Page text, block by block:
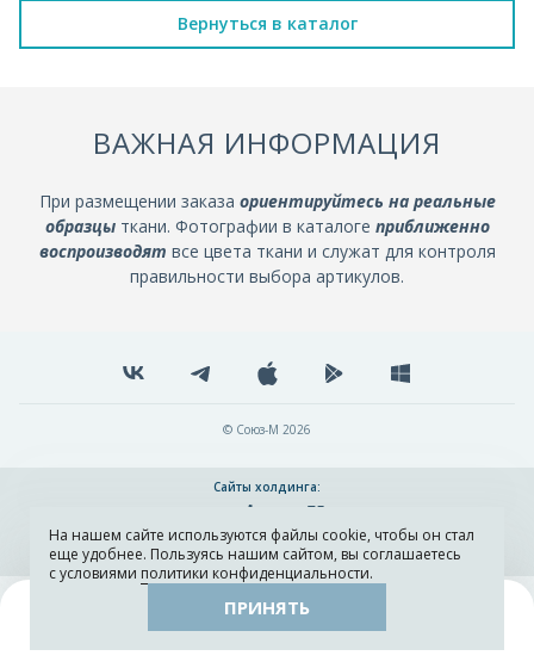
Каталог Остатки тканей
Вернуться в каталог
ВАЖНАЯ ИНФОРМАЦИЯ
При размещении заказа ориентируйтесь на реальные
образцыткани. Фотографии в каталоге приближенно
воспроизводят все цвета ткани и служат для контроля
правильности выбора артикулов.
© Союз-М 2026
Сайты холдинга:
Разработка и поддержка сайта ADN
На нашем сайте используются файлы cookie, чтобы он стал
еще удобнее. Пользуясь нашим сайтом, вы соглашаетесь
с условиями политики конфиденциальности.
ПРИНЯТЬ